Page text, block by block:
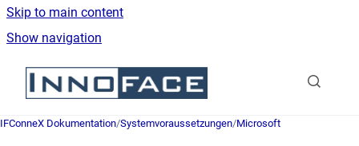
Skip to main content
Show navigation
Go to homepage
IFConneX Dokumentation/Systemvoraussetzungen/Microsoft